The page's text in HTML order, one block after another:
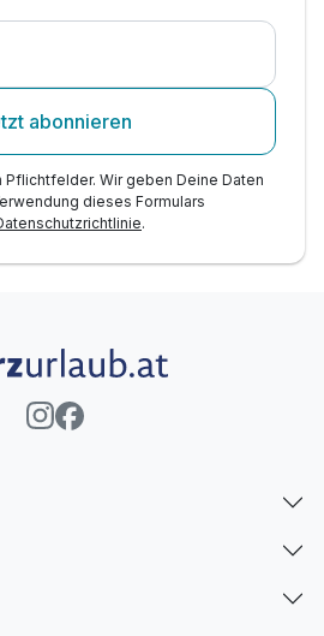
abonnieren
Pflichtfelder. Wir geben Deine Daten
dieses Formulars
.